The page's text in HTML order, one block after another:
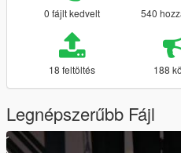
0 fájlt kedvelt 540
18 feltöltés 188
Legnépszerűbb Fájl